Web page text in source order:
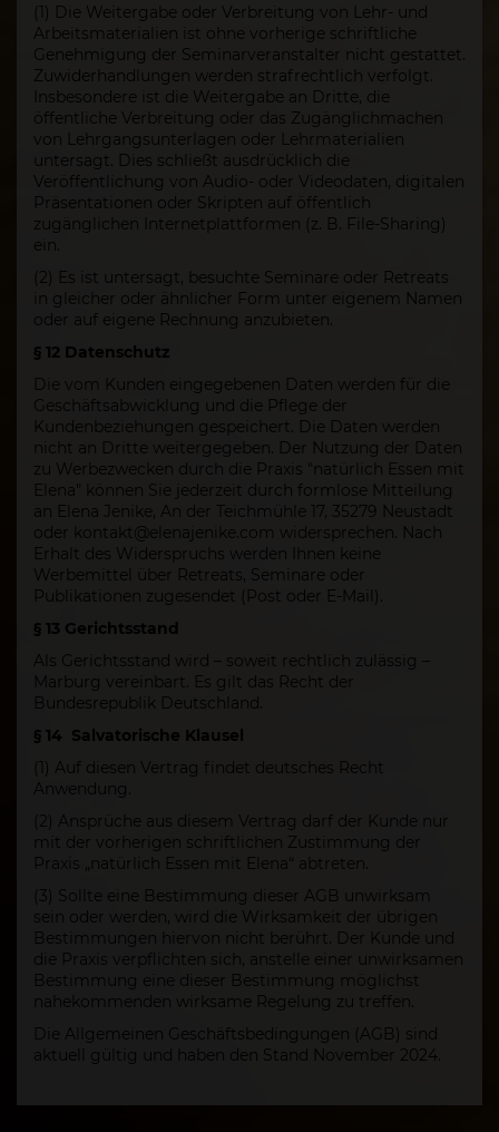
(1) Die Weitergabe oder Verbreitung von Lehr- und
Arbeitsmaterialien ist ohne vorherige schriftliche
Genehmigung der Seminarveranstalter nicht gestattet.
Zuwiderhandlungen werden strafrechtlich verfolgt.
Insbesondere ist die Weitergabe an Dritte, die
öffentliche Verbreitung oder das Zugänglichmachen
von Lehrgangsunterlagen oder Lehrmaterialien
untersagt. Dies schließt ausdrücklich die
Veröffentlichung von Audio- oder Videodaten, digitalen
Präsentationen oder Skripten auf öffentlich
zugänglichen Internetplattformen (z. B. File-Sharing)
ein.
(2) Es ist untersagt, besuchte Seminare oder Retreats
in gleicher oder ähnlicher Form unter eigenem Namen
oder auf eigene Rechnung anzubieten.
§ 12 Datenschutz
Die vom Kunden eingegebenen Daten werden für die
Geschäftsabwicklung und die Pflege der
Kundenbeziehungen gespeichert. Die Daten werden
nicht an Dritte weitergegeben. Der Nutzung der Daten
zu Werbezwecken durch die Praxis "natürlich Essen mit
Elena" können Sie jederzeit durch formlose Mitteilung
an Elena Jenike, An der Teichmühle 17, 35279 Neustadt
oder kontakt@elenajenike.com widersprechen. Nach
Erhalt des Widerspruchs werden Ihnen keine
Werbemittel über Retreats, Seminare oder
Publikationen zugesendet (Post oder E-Mail).
§ 13 Gerichtsstand
Als Gerichtsstand wird – soweit rechtlich zulässig –
Marburg vereinbart. Es gilt das Recht der
Bundesrepublik Deutschland.
§ 14 Salvatorische Klausel
(1) Auf diesen Vertrag findet deutsches Recht
Anwendung.
(2) Ansprüche aus diesem Vertrag darf der Kunde nur
mit der vorherigen schriftlichen Zustimmung der
Praxis „natürlich Essen mit Elena“ abtreten.
(3) Sollte eine Bestimmung dieser AGB unwirksam
sein oder werden, wird die Wirksamkeit der übrigen
Bestimmungen hiervon nicht berührt. Der Kunde und
die Praxis verpflichten sich, anstelle einer unwirksamen
Bestimmung eine dieser Bestimmung möglichst
nahekommenden wirksame Regelung zu treffen.
Die Allgemeinen Geschäftsbedingungen (AGB) sind
aktuell gültig und haben den Stand November 2024.